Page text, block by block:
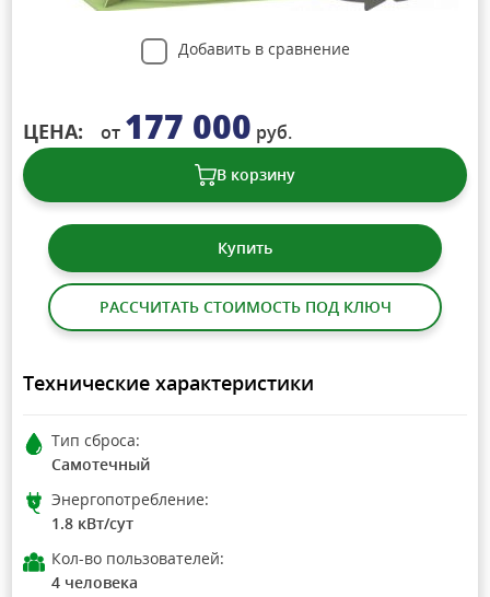
Добавить в сравнение
ЦЕНА: от 177 000 руб.
В корзину
Купить
РАССЧИТАТЬ СТОИМОСТЬ ПОД КЛЮЧ
Технические характеристики
Тип сброса:
Самотечный
Энергопотребление:
1.8 кВт/сут
Кол-во пользователей:
4 человека